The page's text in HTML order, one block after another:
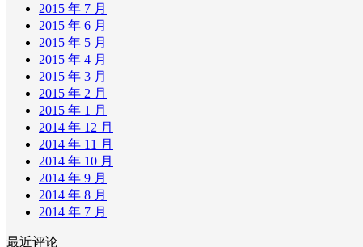
2015 年 7 月
2015 年 6 月
2015 年 5 月
2015 年 4 月
2015 年 3 月
2015 年 2 月
2015 年 1 月
2014 年 12 月
2014 年 11 月
2014 年 10 月
2014 年 9 月
2014 年 8 月
2014 年 7 月
最近评论